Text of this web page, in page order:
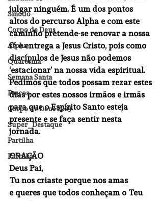
Sínodo
Corpo de Deus
Alpha
Quaresma
Semana Santa
Pascoa
Corpo de Deus 2023
Super_Destaque
Partilha
Partilha
julgar ninguém. É um dos pontos
altos do percurso Alpha e com este
caminho pretende-se renovar a nossa
fé e entrega a Jesus Cristo, pois como
discípulos de Jesus não podemos
‘estacionar’ na nossa vida espiritual.
Pedimos que todos possam rezar estes
dias por estes nossos irmãos e irmãs
para que o Espírito Santo esteja
presente e se faça sentir nesta
jornada.
ORAÇÃO
Deus Pai,
Tu nos criaste porque nos amas
e queres que todos conheçam o Teu